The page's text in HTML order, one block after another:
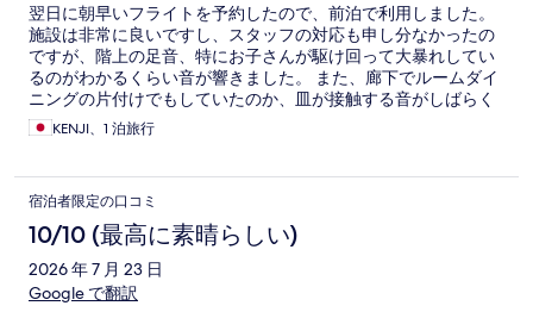
翌日に朝早いフライトを予約したので、前泊で利用しました。
施設は非常に良いですし、スタッフの対応も申し分なかったの
ですが、階上の足音、特にお子さんが駆け回って大暴れしてい
るのがわかるくらい音が響きました。 また、廊下でルームダイ
ニングの片付けでもしていたのか、皿が接触する音がしばらく
していました。 そのため、その点についてのみの減点です。 機
会があればまた泊まってみたいホテルではあります。
KENJI、1 泊旅行
宿泊者限定の口コミ
10/10 (最高に素晴らしい)
2026 年 7 月 23 日
Google で翻訳